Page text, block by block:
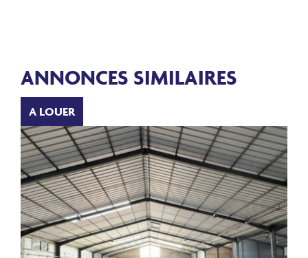
ANNONCES SIMILAIRES
A LOUER